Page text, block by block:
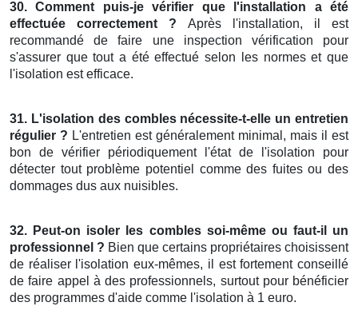
30. Comment puis-je vérifier que l'installation a été
effectuée correctement ? Après l'installation, il est
recommandé de faire une inspection vérification pour
s'assurer que tout a été effectué selon les normes et que
l'isolation est efficace.
31. L'isolation des combles nécessite-t-elle un entretien
régulier ? L'entretien est généralement minimal, mais il est
bon de vérifier périodiquement l'état de l'isolation pour
détecter tout problème potentiel comme des fuites ou des
dommages dus aux nuisibles.
32. Peut-on isoler les combles soi-même ou faut-il un
professionnel ? Bien que certains propriétaires choisissent
de réaliser l'isolation eux-mêmes, il est fortement conseillé
de faire appel à des professionnels, surtout pour bénéficier
des programmes d'aide comme l'isolation à 1 euro.